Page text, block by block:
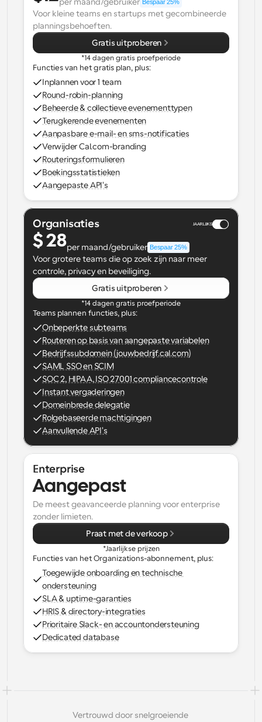
Supercharged planning met AI-gestuurde
oproepen
Workflow
Automatiseer planning en herinneringen
Blijf op de hoogte van het laatste nieuws en updates
Instant Vergaderingen
Ontmoet cliënten binnen enkele minuten
Dynamische Groep Links
Boek naadloos vergaderingen met meerdere mensen
Webhooks
Ontvang een melding wanneer er iets gebeurt
Bespaar 25%
Voor kleine teams en startups met gecombineerde
planningsbehoeften.
Gratis uitproberen
*14 dagen gratis proefperiode
Functies van het gratis plan, plus:
Inplannen voor 1 team
Round-robin-planning
Beheerde & collectieve evenementtypen
Terugkerende evenementen
Aanpasbare e-mail- en sms-notificaties
Verwijder Cal.com-branding
Routeringsformulieren
Boekingsstatistieken
Aangepaste API's
Organisaties JAARLIJKS
$ 28per maand/gebruiker Bespaar 25%
Voor grotere teams die op zoek zijn naar meer
controle, privacy en beveiliging.
Gratis uitproberen
*14 dagen gratis proefperiode
Teams plannen functies, plus:
Onbeperkte subteams
Routeren op basis van aangepaste variabelen
Bedrijfssubdomein (jouwbedrijf.cal.com)
SAML SSO en SCIM
SOC 2, HIPAA, ISO 27001 compliancecontrole
Instant vergaderingen
Domeinbrede delegatie
Rolgebaseerde machtigingen
Aanvullende API's
Enterprise
Aangepast
De meest geavanceerde planning voor enterprise
zonder limieten.
Praat met de verkoop
*Jaarlijkse prijzen
Functies van het Organizations-abonnement, plus:
Toegewijde onboarding en technische
ondersteuning
SLA & uptime-garanties
HRIS & directory-integraties
Prioritaire Slack- en accountondersteuning
Dedicated database
Vertrouwd door snelgroeiende